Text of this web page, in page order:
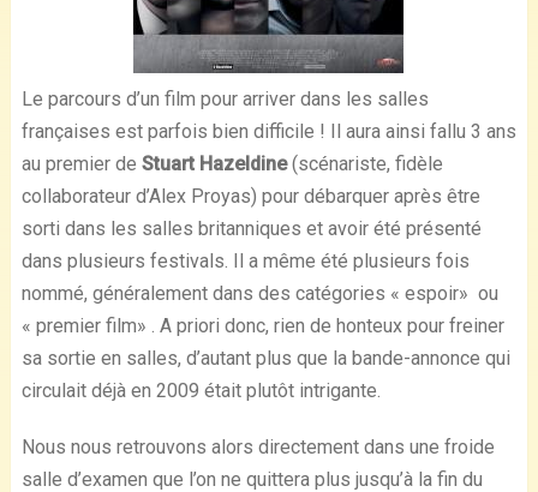
Le parcours d’un film pour arriver dans les salles
françaises est parfois bien difficile ! Il aura ainsi fallu 3 ans
au premier de Stuart Hazeldine(scénariste, fidèle
collaborateur d’Alex Proyas) pour débarquer après être
sorti dans les salles britanniques et avoir été présenté
dans plusieurs festivals. Il a même été plusieurs fois
nommé, généralement dans des catégories « espoir» ou
« premier film» . A priori donc, rien de honteux pour freiner
sa sortie en salles, d’autant plus que la bande-annonce qui
circulait déjà en 2009 était plutôt intrigante.
Nous nous retrouvons alors directement dans une froide
salle d’examen que l’on ne quittera plus jusqu’à la fin du